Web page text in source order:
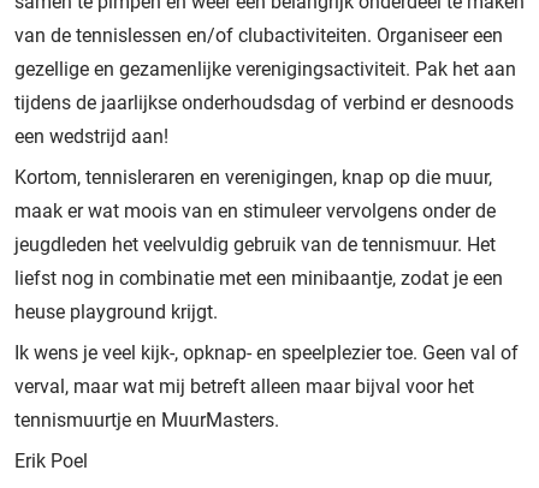
van de tennislessen en/of clubactiviteiten. Organiseer een
gezellige en gezamenlijke verenigingsactiviteit. Pak het aan
tijdens de jaarlijkse onderhoudsdag of verbind er desnoods
een wedstrijd aan!
Kortom, tennisleraren en verenigingen, knap op die muur,
maak er wat moois van en stimuleer vervolgens onder de
jeugdleden het veelvuldig gebruik van de tennismuur. Het
liefst nog in combinatie met een minibaantje, zodat je een
heuse playground krijgt.
Ik wens je veel kijk-, opknap- en speelplezier toe. Geen val of
verval, maar wat mij betreft alleen maar bijval voor het
tennismuurtje en MuurMasters.
Erik Poel